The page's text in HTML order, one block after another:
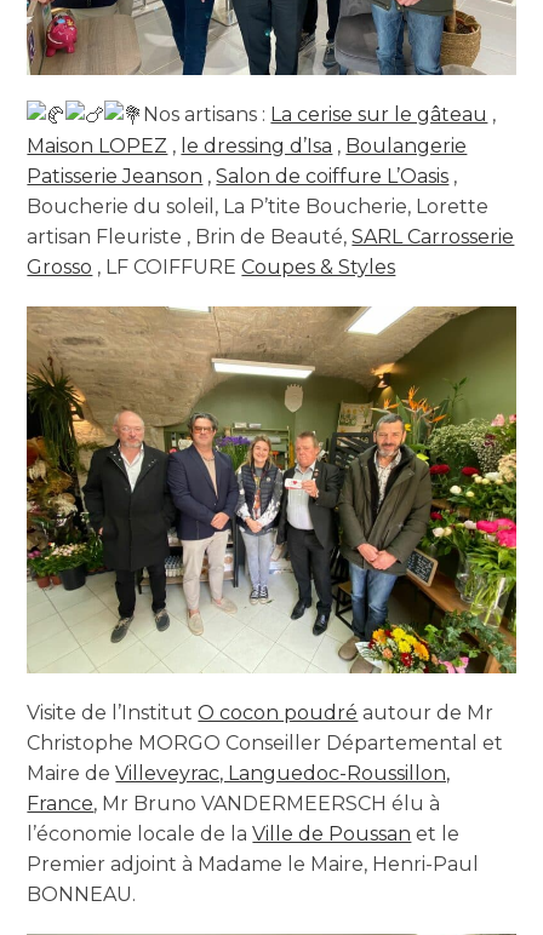
Nos artisans : La cerise sur le gâteau ,
Maison LOPEZ , le dressing d’Isa , Boulangerie
Patisserie Jeanson ,Salon de coiffure L’Oasis ,
Boucherie du soleil, La P’tite Boucherie, Lorette
artisan Fleuriste , Brin de Beauté,SARL Carrosserie
Grosso , LF COIFFURECoupes & Styles
Visite de l’InstitutO cocon poudré autour de Mr
Christophe MORGO Conseiller Départemental et
Maire deVilleveyrac, Languedoc-Roussillon,
France, Mr Bruno VANDERMEERSCH élu à
l’économie locale de laVille de Poussan et le
Premier adjoint à Madame le Maire, Henri-Paul
BONNEAU.